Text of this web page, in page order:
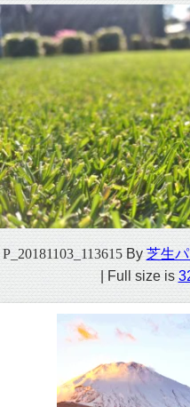
P_20181103_113615 By 芝生
| Full size is